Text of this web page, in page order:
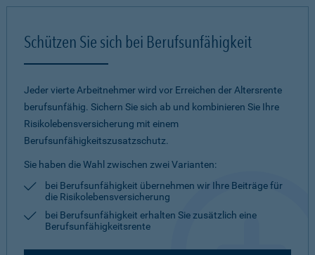
Schützen Sie sich bei Berufsunfähigkeit
Jeder vierte Arbeitnehmer wird vor Erreichen der Altersrente
berufsunfähig. Sichern Sie sich ab und kombinieren Sie Ihre
Risikolebensversicherung mit einem
Berufsunfähigkeitszusatzschutz.
Sie haben die Wahl zwischen zwei Varianten:
bei Berufsunfähigkeit übernehmen wir Ihre Beiträge für
die Risikolebensversicherung
bei Berufsunfähigkeit erhalten Sie zusätzlich eine
Berufsunfähigkeitsrente